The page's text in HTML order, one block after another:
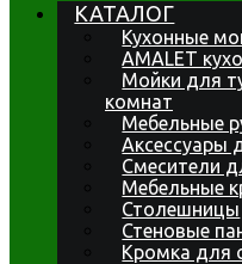
КАТАЛОГ
Кухонные
AMALET
Мойки для
комнат
Мебельные
Аксессуары
Смесители
Мебельные
Столешницы
Стеновые
Кромка для